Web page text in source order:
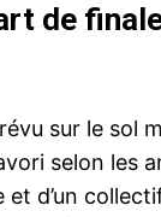
de
sur le sol
selon les
et d’un